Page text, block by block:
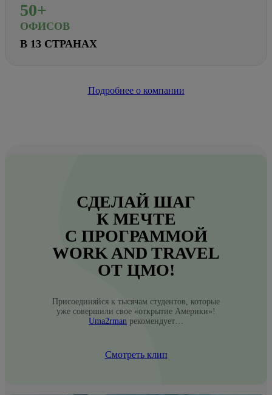
50+
ОФИСОВ
В 13 СТРАНАХ
Подробнее о компании
СДЕЛАЙ ШАГ
К МЕЧТЕ
С ПРОГРАММОЙ
WORK AND TRAVEL
ОТ ЦМО!
Присоединяйся к тысячам студентов, которые
уже совершили свое «открытие Америки»!
Uma2rman рекомендует…
Смотреть клип